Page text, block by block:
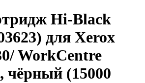
Hi-Black
для Xerox
WorkCentre
чёрный (15000